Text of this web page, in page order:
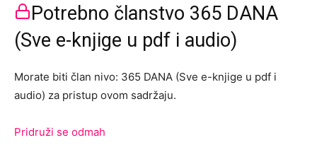
Potrebno članstvo 365 DANA
(Sve e-knjige u pdf i audio)
Morate biti član nivo: 365 DANA (Sve e-knjige u pdf i
audio) za pristup ovom sadržaju.
Pridruži se odmah